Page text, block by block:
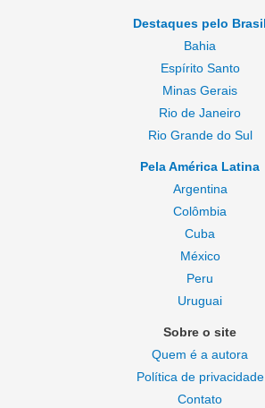
Destaques pelo Brasil
Bahia
Espírito Santo
Minas Gerais
Rio de Janeiro
Rio Grande do Sul
Pela América Latina
Argentina
Colômbia
Cuba
México
Peru
Uruguai
Sobre o site
Quem é a autora
Política de privacidade
Contato